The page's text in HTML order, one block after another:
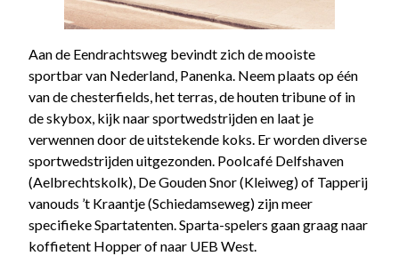
Aan de Eendrachtsweg bevindt zich de mooiste
sportbar van Nederland, Panenka. Neem plaats op één
van de chesterfields, het terras, de houten tribune of in
de skybox, kijk naar sportwedstrijden en laat je
verwennen door de uitstekende koks. Er worden diverse
sportwedstrijden uitgezonden. Poolcafé Delfshaven
(Aelbrechtskolk), De Gouden Snor (Kleiweg) of Tapperij
vanouds ’t Kraantje (Schiedamseweg) zijn meer
specifieke Spartatenten. Sparta-spelers gaan graag naar
koffietent Hopper of naar UEB West.